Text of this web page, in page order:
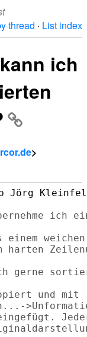
thread · List index
ich
>
ich
einem
harten
gerne
und mit